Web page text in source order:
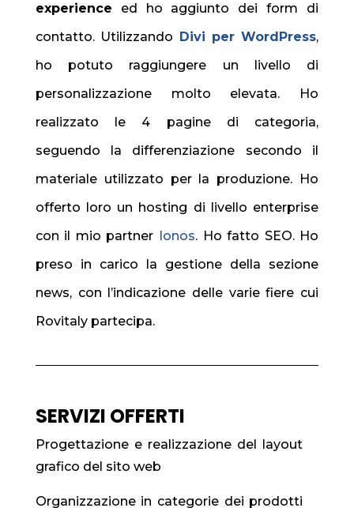
experience ed ho aggiunto dei form di
contatto. Utilizzando Divi per WordPress,
ho potuto raggiungere un livello di
personalizzazione molto elevata. Ho
realizzato le 4 pagine di categoria,
seguendo la differenziazione secondo il
materiale utilizzato per la produzione. Ho
offerto loro un hosting di livello enterprise
con il mio partner Ionos. Ho fatto SEO. Ho
preso in carico la gestione della sezione
news, con l’indicazione delle varie fiere cui
Rovitaly partecipa.
SERVIZI OFFERTI
Progettazione e realizzazione del layout
grafico del sito web
Organizzazione in categorie dei prodotti